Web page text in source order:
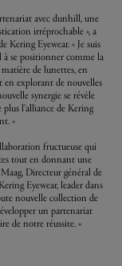
avec dunhill, une
irréprochable », a
Kering Eyewear. « Je suis
se positionner comme la
de lunettes, en
en explorant de nouvelles
synergie se révèle
plus l'alliance de Kering
»
fructueuse qui
tout en donnant une
Directeur général de
Eyewear, leader dans
nouvelle collection de
un partenariat
de notre réussite. »